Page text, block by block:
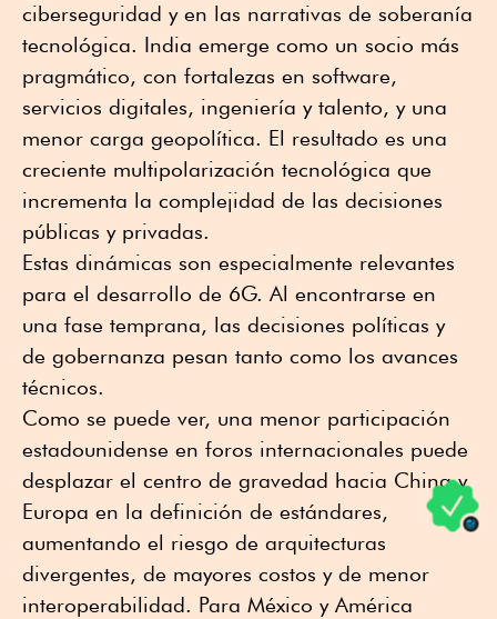
ciberseguridad y en las narrativas de soberanía
tecnológica. India emerge como un socio más
pragmático, con fortalezas en software,
servicios digitales, ingeniería y talento, y una
menor carga geopolítica. El resultado es una
creciente multipolarización tecnológica que
incrementa la complejidad de las decisiones
públicas y privadas.
Estas dinámicas son especialmente relevantes
para el desarrollo de 6G. Al encontrarse en
una fase temprana, las decisiones políticas y
de gobernanza pesan tanto como los avances
técnicos.
Como se puede ver, una menor participación
estadounidense en foros internacionales puede
desplazar el centro de gravedad hacia China y
Europa en la definición de estándares,
aumentando el riesgo de arquitecturas
divergentes, de mayores costos y de menor
interoperabilidad. Para México y América